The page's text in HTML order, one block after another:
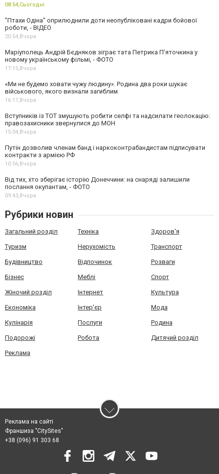
08:54,Сьогодні
"Птахи Одіна" оприлюднили доти неопубліковані кадри бойової
роботи, - ВІДЕО
20:54,Вчора
Маріуполець Андрій Бєдняков зіграє тата Петрика П’яточкина у
новому українському фільмі, - ФОТО
17:15,Вчора
«Ми не будемо ховати чужу людину». Родина два роки шукає
військового, якого визнали загиблим
16:17,Вчора
Вступників із ТОТ змушують робити селфі та надсилати геолокацію:
правозахисники звернулися до МОН
15:04,Вчора
Путін дозволив членам банд і наркоконтрабандистам підписувати
контракти з армією РФ
10:56,Вчора
Від тих, хто зберігає історію Донеччини: на снаряді залишили
послання окупантам, - ФОТО
09:43,Вчора
Рубрики новин
Загальний розділ Техніка Здоров'я
Туризм Нерухомість Транспорт
Будівництво Відпочинок Розваги
Бізнес Меблі Спорт
Жіночий розділ Інтернет Культура
Економіка Інтер'єр Мода
Кулінарія Послуги Родина
Подорожі Робота Дитячий розділ
Реклама
Реклама на сайті
Франшиза "CitySites"
+38 (096) 91 303 68